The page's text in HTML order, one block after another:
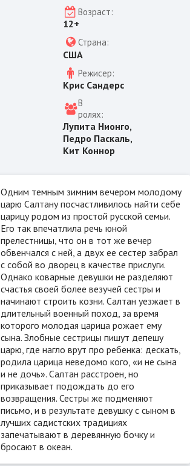
Возраст:
12+
Страна:
США
Режисер:
Крис Сандерс
В
ролях:
Лупита Нионго,
Педро Паскаль,
Кит Коннор
Одним темным зимним вечером молодому
царю Салтану посчастливилось найти себе
царицу родом из простой русской семьи.
Его так впечатлила речь юной
прелестницы, что он в тот же вечер
обвенчался с ней, а двух ее сестер забрал
с собой во дворец в качестве прислуги.
Однако коварные девушки не разделяют
счастья своей более везучей сестры и
начинают строить козни. Салтан уезжает в
длительный военный поход, за время
которого молодая царица рожает ему
сына. Злобные сестрицы пишут депешу
царю, где нагло врут про ребенка: дескать,
родила царица неведомо кого, «и не сына
и не дочь». Салтан расстроен, но
приказывает подождать до его
возвращения. Сестры же подменяют
письмо, и в результате девушку с сыном в
лучших садистских традициях
запечатывают в деревянную бочку и
бросают в океан.